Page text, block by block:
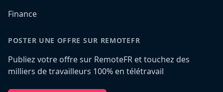
Finance
POSTER UNE OFFRE SUR REMOTEFR
Publiez votre offre sur RemoteFR et touchez des
milliers de travailleurs 100% en télétravail